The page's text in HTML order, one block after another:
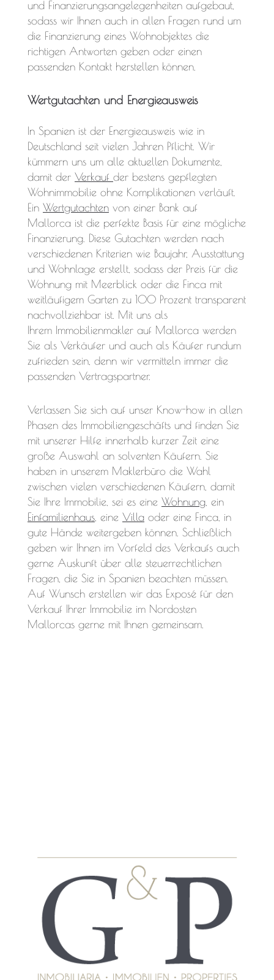
und Finanzierungsangelegenheiten aufgebaut,
sodass wir Ihnen auch in allen Fragen rund um
die Finanzierung eines Wohnobjektes die
richtigen Antworten geben oder einen
passenden Kontakt herstellen können.
Wertgutachten und Energieausweis
In Spanien ist der Energieausweis wie in
Deutschland seit vielen Jahren Pflicht. Wir
kümmern uns um alle aktuellen Dokumente,
damit der Verkauf der bestens gepflegten
Wohnimmobilie ohne Komplikationen verläuft.
Ein Wertgutachten von einer Bank auf
Mallorca ist die perfekte Basis für eine mögliche
Finanzierung. Diese Gutachten werden nach
verschiedenen Kriterien wie Baujahr, Ausstattung
und Wohnlage erstellt, sodass der Preis für die
Wohnung mit Meerblick oder die Finca mit
weitläufigem Garten zu 100 Prozent transparent
nachvollziehbar ist. Mit uns als
Ihrem Immobilienmakler auf Mallorca werden
Sie als Verkäufer und auch als Käufer rundum
zufrieden sein, denn wir vermitteln immer die
passenden Vertragspartner.
Verlassen Sie sich auf unser Know-how in allen
Phasen des Immobiliengeschäfts und finden Sie
mit unserer Hilfe innerhalb kurzer Zeit eine
große Auswahl an solventen Käufern. Sie
haben in unserem Maklerbüro die Wahl
zwischen vielen verschiedenen Käufern, damit
Sie Ihre Immobilie, sei es eine Wohnung , ein
Einfamilienhaus , eine Villa oder eine Finca, in
gute Hände weitergeben können. Schließlich
geben wir Ihnen im Vorfeld des Verkaufs auch
gerne Auskunft über alle steuerrechtlichen
Fragen, die Sie in Spanien beachten müssen.
Auf Wunsch erstellen wir das Exposé für den
Verkauf Ihrer Immobilie im Nordosten
Mallorcas gerne mit Ihnen gemeinsam.